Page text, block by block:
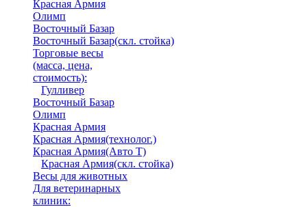
Красная Армия
Олимп
Восточный Базар
Восточный Базар(скл. стойка)
Торговые весы
(масса, цена,
стоимость):
Гулливер
Восточный Базар
Олимп
Красная Армия
Красная Армия(технолог.)
Красная Армия(Авто Т)
Красная Армия(скл. стойка)
Весы для животных
Для ветеринарных
клиник: